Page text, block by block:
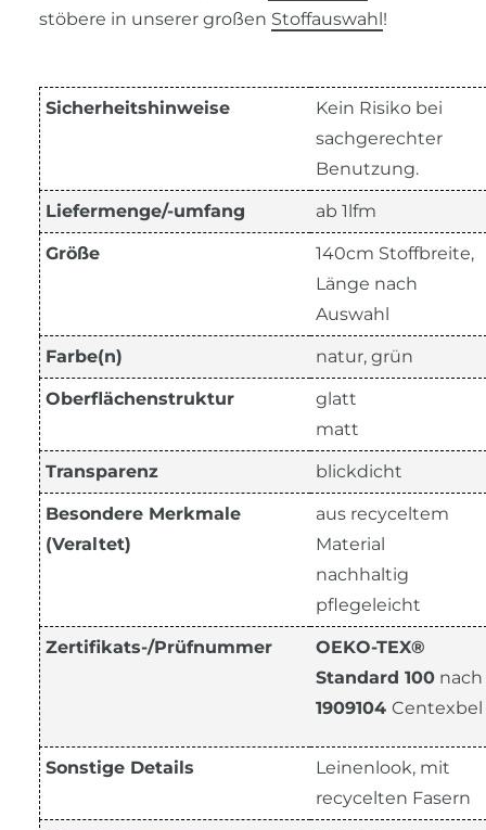
stöbere in unserer großen Stoffauswahl!
Sicherheitshinweise
Kein Risiko bei
sachgerechter
Benutzung.
Liefermenge/-umfang ab 1lfm
Größe
140cm Stoffbreite,
Länge nach
Auswahl
Farbe(n) natur, grün
Oberflächenstruktur
glatt
matt
Transparenz blickdicht
Besondere Merkmale
(Veraltet)
aus recyceltem
Material
nachhaltig
pflegeleicht
Zertifikats-/Prüfnummer
OEKO-TEX®
Standard 100 nach
1909104 Centexbel
Sonstige Details
Leinenlook, mit
recycelten Fasern